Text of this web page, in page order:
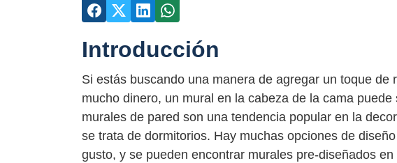
Introducción
Si estás buscando una manera de agregar un toque de
mucho dinero, un mural en la cabeza de la cama
murales de pared son una tendencia popular en la
se trata de dormitorios. Hay muchas opciones de
gusto, y se pueden encontrar murales pre-diseñados